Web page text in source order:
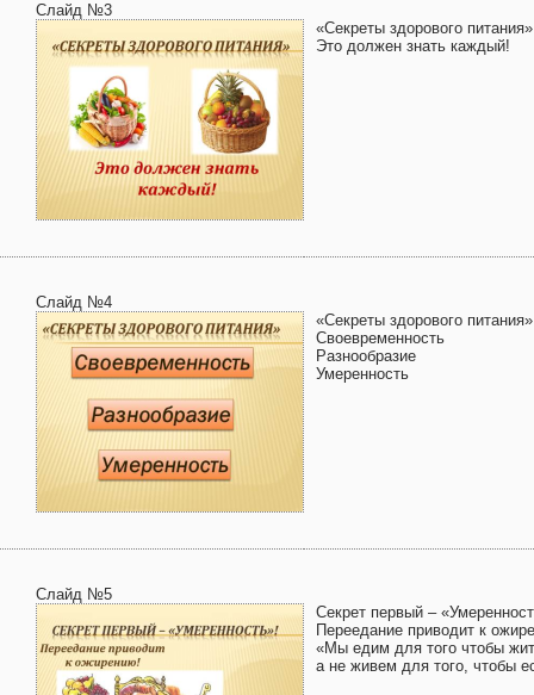
Слайд №3
«Секреты здорового питания»
Это должен знать каждый!
Слайд №4
«Секреты здорового питания»
Своевременность
Разнообразие
Умеренность
Слайд №5
Секрет первый –
Переедание приводит к
«Мы едим для того чтобы
а не живем для того, чтобы